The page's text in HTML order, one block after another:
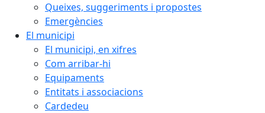
Queixes, suggeriments i propostes
Emergències
El municipi
El municipi, en xifres
Com arribar-hi
Equipaments
Entitats i associacions
Cardedeu